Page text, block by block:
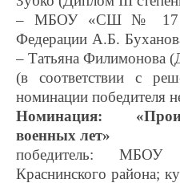
– МБОУ «СШ № 17
Федерации А.Б.
– Татьяна Филимонова
(в соответствии с
номинации победителя
Номинация:
военных лет»
победитель: МБОУ
Краснинского района;